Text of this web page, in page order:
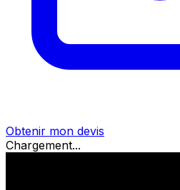
Obtenir mon devis
Chargement...